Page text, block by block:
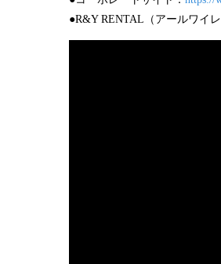
●R&Y RENTAL（アールワイレ